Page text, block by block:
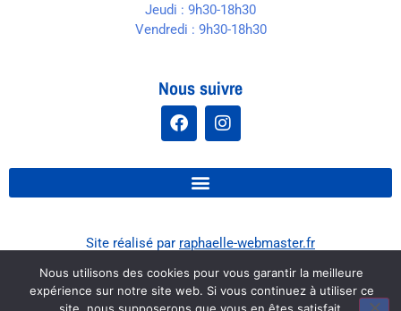
Jeudi : 9h30-18h30
Vendredi : 9h30-18h30
Nous suivre
Site réalisé par raphaelle-webmaster.fr
Nous utilisons des cookies pour vous garantir la meilleure
expérience sur notre site web. Si vous continuez à utiliser ce